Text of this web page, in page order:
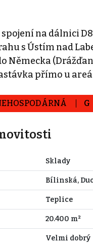
na dálnici
s Ústím nad
Německa
přímo u
G
Sklady
Bílinská,
Teplice
20.400 m²
Velmi dobrý